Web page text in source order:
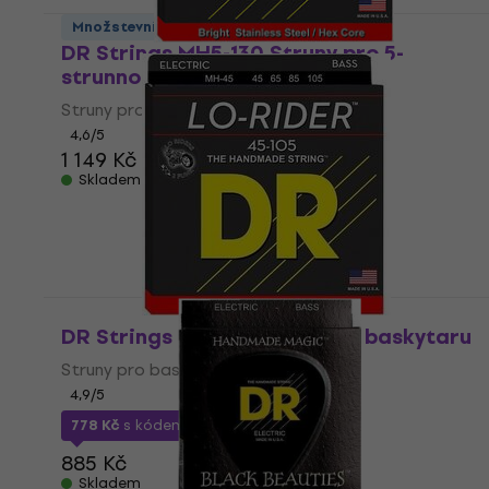
DR Strings MH5-130 Struny pro 5-
strunnou baskytaru
Struny pro 5-strunnou baskytaru
4,6/5
1 149 Kč
Skladem
Množstevní sleva
DR Strings MH-45 Struny pro baskytaru
Struny pro baskytaru
4,9/5
778 Kč s kódem MUZMUZ-10
885 Kč
Skladem